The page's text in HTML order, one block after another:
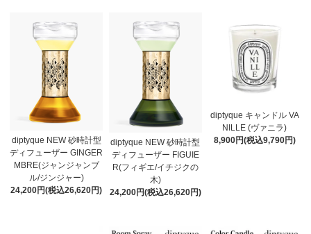
diptyque NEW 砂時計型
ディフューザー GINGER
MBRE(ジャンジャンブ
ル/ジンジャー)
24,200円(税込26,620円)
diptyque NEW 砂時計型
ディフューザー FIGUIE
R(フィギエ/イチジクの
木)
24,200円(税込26,620円)
diptyque キャンドル VA
NILLE (ヴァニラ)
8,900円(税込9,790円)